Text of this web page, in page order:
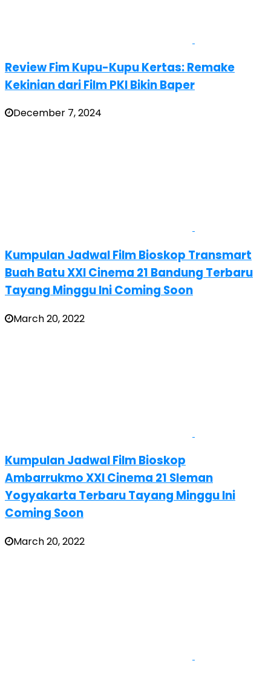
Review Fim Kupu-Kupu Kertas: Remake
Kekinian dari Film PKI Bikin Baper
December 7, 2024
Kumpulan Jadwal Film Bioskop Transmart
Buah Batu XXI Cinema 21 Bandung Terbaru
Tayang Minggu Ini Coming Soon
March 20, 2022
Kumpulan Jadwal Film Bioskop
Ambarrukmo XXI Cinema 21 Sleman
Yogyakarta Terbaru Tayang Minggu Ini
Coming Soon
March 20, 2022